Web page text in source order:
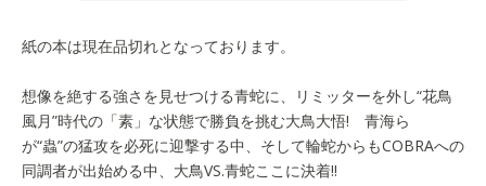
紙の本は現在品切れとなっております。
想像を絶する強さを見せつける青蛇に、リミッターを外し“花鳥
風月”時代の「素」な状態で勝負を挑む大鳥大悟! 青海ら
が“蟲”の猛攻を必死に迎撃する中、そして輪蛇からもCOBRAへの
同調者が出始める中、大鳥VS.青蛇ここに決着!!